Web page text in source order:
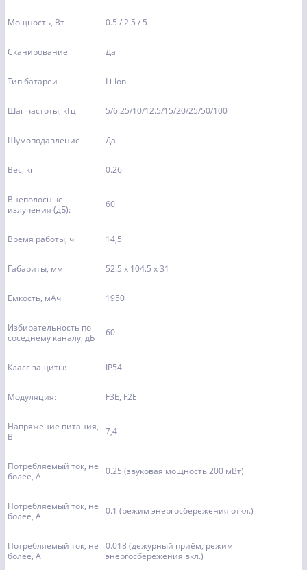
Мощность, Вт 0.5 / 2.5 / 5
Сканирование Да
Тип батареи Li-Ion
Шаг частоты, кГц 5/6.25/10/12.5/15/20/25/50/100
Шумоподавление Да
Вес, кг 0.26
Внеполосные
излучения (дБ):
60
Время работы, ч 14,5
Габариты, мм 52.5 х 104.5 х 31
Емкость, мАч 1950
Избирательность по
соседнему каналу, дБ
60
Класс защиты: IP54
Модуляция: F3E, F2E
Напряжение питания,
В
7,4
Потребляемый ток, не
более, А
0.25 (звуковая мощность 200 мВт)
Потребляемый ток, не
более, А
0.1 (режим энергосбережения откл.)
Потребляемый ток, не
более, А
0.018 (дежурный приём, режим
энергосбережения вкл.)